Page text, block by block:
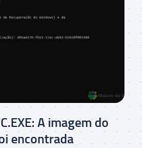
A imagem do
encontrada